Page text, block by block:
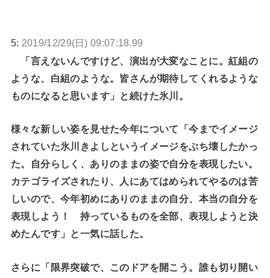
5: 2019/12/29(日) 09:07:18.99
「言えないんですけど、演出が大変なことに。紅組の
ような、白組のような。皆さんが期待してくれるような
ものになると思います」と続けた氷川。
様々な新しい姿を見せた今年について「今までイメージ
されていた氷川きよしというイメージをぶち壊したかっ
た。自分らしく、ありのままの姿で自分を表現したい。
カテゴライズされたり、人にあてはめられてやるのは苦
しいので、今年初めにありのままの自分、本当の自分を
表現しよう！ 持っているものを全部、表現しようと決
めたんです」と一気に話した。
さらに「限界突破で、このドアを開こう。誰も切り開い